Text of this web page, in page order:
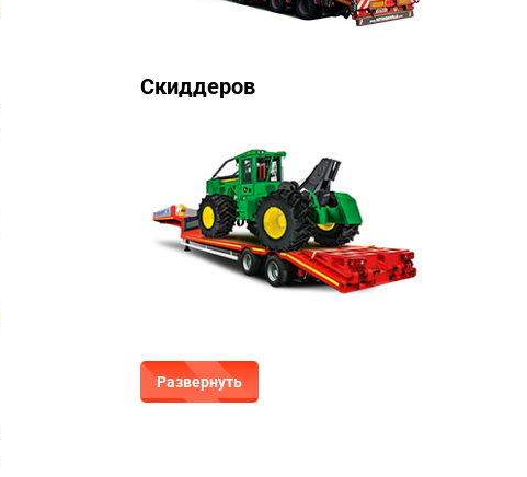
Скиддеров
Развернуть